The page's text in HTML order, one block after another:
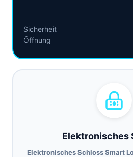
Sicherheit
Öffnung
Elektronisches
Elektronisches Schloss Smart